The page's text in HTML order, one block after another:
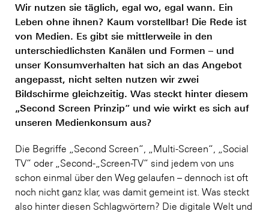
Wir nutzen sie täglich, egal wo, egal wann. Ein
Leben ohne ihnen? Kaum vorstellbar! Die Rede ist
von Medien. Es gibt sie mittlerweile in den
unterschiedlichsten Kanälen und Formen – und
unser Konsumverhalten hat sich an das Angebot
angepasst, nicht selten nutzen wir zwei
Bildschirme gleichzeitig. Was steckt hinter diesem
„Second Screen Prinzip“ und wie wirkt es sich auf
unseren Medienkonsum aus?
Die Begriffe „Second Screen“, „Multi-Screen“, „Social
TV“ oder „Second-„Screen-TV“ sind jedem von uns
schon einmal über den Weg gelaufen – dennoch ist oft
noch nicht ganz klar, was damit gemeint ist. Was steckt
also hinter diesen Schlagwörtern? Die digitale Welt und